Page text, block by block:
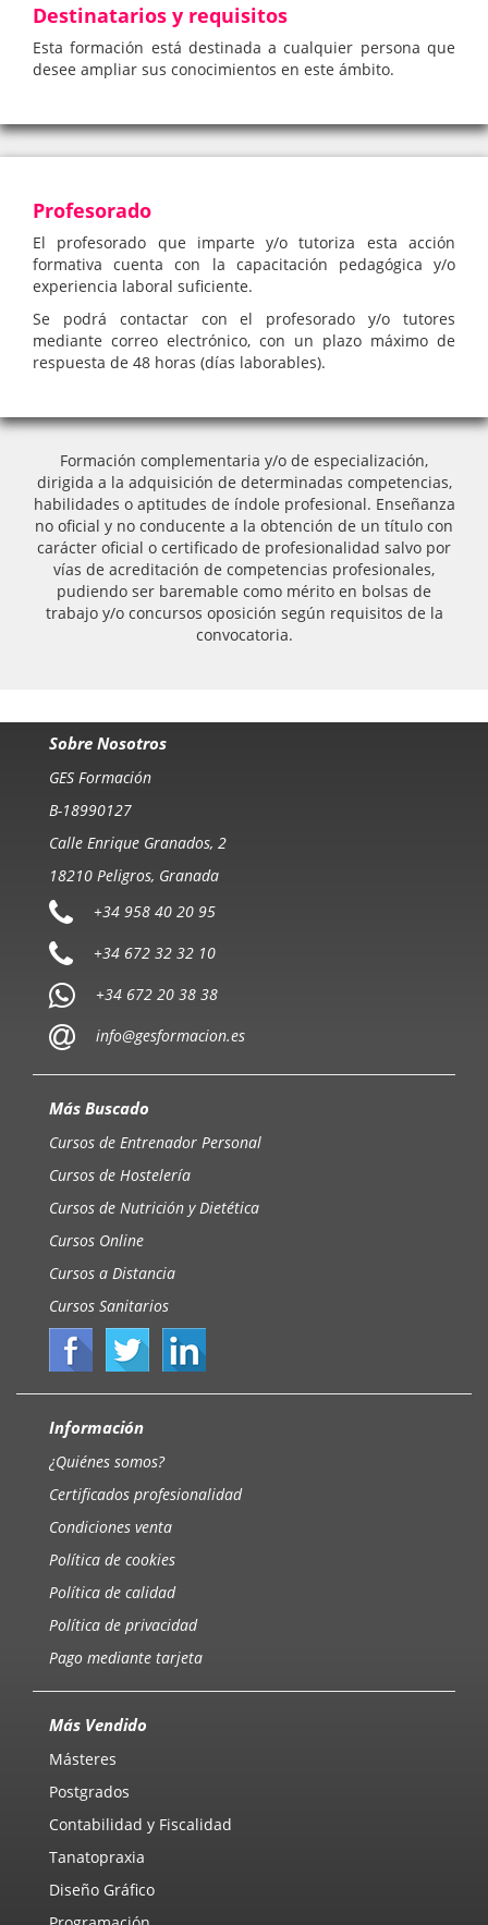
Destinatarios y requisitos
Esta formación está destinada a cualquier persona que
desee ampliar sus conocimientos en este ámbito.
Profesorado
El profesorado que imparte y/o tutoriza esta acción
formativa cuenta con la capacitación pedagógica y/o
experiencia laboral suficiente.
Se podrá contactar con el profesorado y/o tutores
mediante correo electrónico, con un plazo máximo de
respuesta de 48 horas (días laborables).
Formación complementaria y/o de especialización,
dirigida a la adquisición de determinadas competencias,
habilidades o aptitudes de índole profesional. Enseñanza
no oficial y no conducente a la obtención de un título con
carácter oficial o certificado de profesionalidad salvo por
vías de acreditación de competencias profesionales,
pudiendo ser baremable como mérito en bolsas de
trabajo y/o concursos oposición según requisitos de la
convocatoria.
Sobre Nosotros
GES Formación
B-18990127
Calle Enrique Granados, 2
18210 Peligros, Granada
+34 958 40 20 95
+34 672 32 32 10
+34 672 20 38 38
info@gesformacion.es
Más Buscado
Cursos de Entrenador Personal
Cursos de Hostelería
Cursos de Nutrición y Dietética
Cursos Online
Cursos a Distancia
Cursos Sanitarios
Información
¿Quiénes somos?
Certificados profesionalidad
Condiciones venta
Política de cookies
Política de calidad
Política de privacidad
Pago mediante tarjeta
Más Vendido
Másteres
Postgrados
Contabilidad y Fiscalidad
Tanatopraxia
Diseño Gráfico